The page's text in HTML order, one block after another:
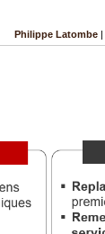
Philippe Latombe